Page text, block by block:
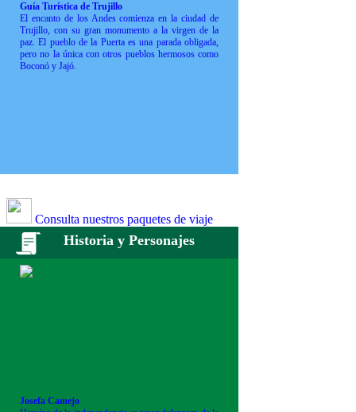
Guía Turística de Trujillo
El encanto de los Andes comienza en la ciudad de
Trujillo, con su gran monumento a la virgen de la
paz. El pueblo de la Puerta es una parada obligada,
pero no la única con otros pueblos hermosos como
Boconó y Jajó.
Consulta nuestros paquetes de viaje
Historia y Personajes
Josefa Camejo